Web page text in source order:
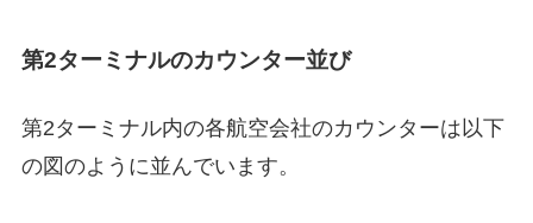
第2ターミナルのカウンター並び
第2ターミナル内の各航空会社のカウンターは以下
の図のように並んでいます。